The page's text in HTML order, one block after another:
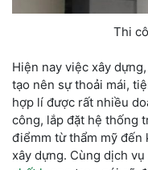
Thi
Hiện nay việc xây
tạo nên sự thoải mái,
hợp lí được rất nhiều
công, lắp đặt hệ thống
điểmm từ thẩm mỹ đến
xây dựng. Cùng dịch vụ